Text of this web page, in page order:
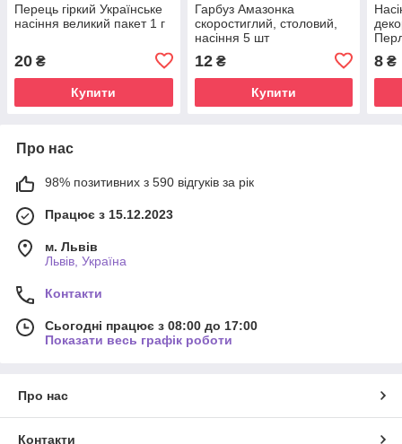
Перець гіркий Українське
насіння великий пакет 1 г
20 ₴
Купити
Гарбуз Амазонка
скоростиглий, столовий,
насіння 5 шт
12₴
Купити
8 ₴
Про нас
98% позитивних з 590 відгуків за рік
Працює з 15.12.2023
м. Львів
Львів, Україна
Контакти
Сьогодні працює з 08:00 до 17:00
Показати весь графік роботи
Про нас
Контакти